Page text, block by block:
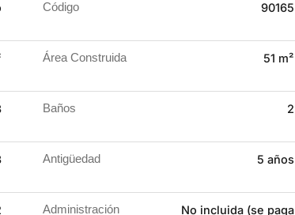
Código 90165
Área Construida 51 m²
Baños 2
Antigüedad 5 años
Administración
No incluida (se paga